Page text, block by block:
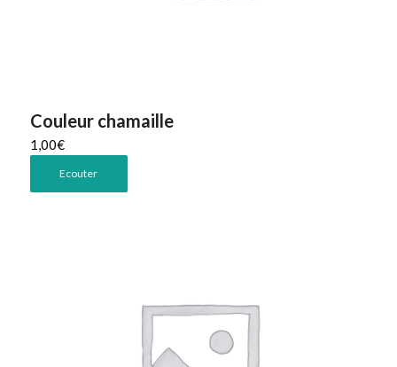
Couleur chamaille
1,00€
Ecouter